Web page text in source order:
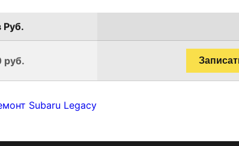
Руб.
руб.
Subaru Legacy